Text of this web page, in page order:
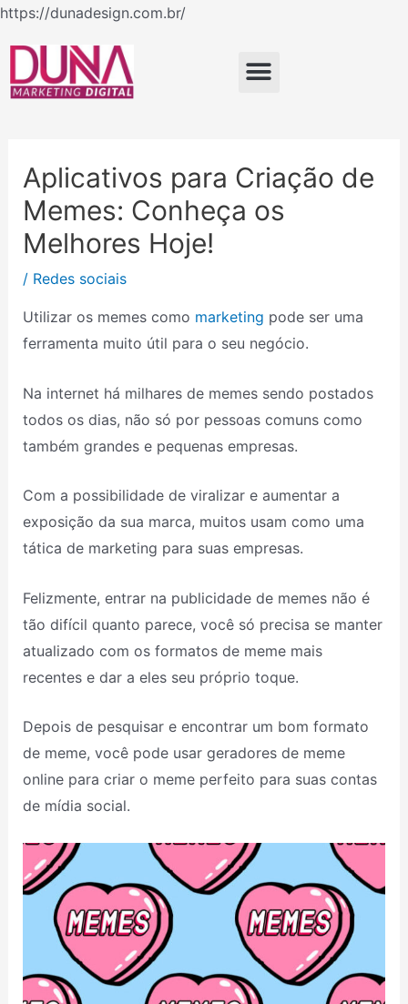
https://dunadesign.com.br/Ir
Menu
Aplicativos para Criação de
Memes: Conheça os
Melhores Hoje!
/ Redes sociais
Utilizar os memes como marketing pode ser uma
ferramenta muito útil para o seu negócio.
Na internet há milhares de memes sendo postados
todos os dias, não só por pessoas comuns como
também grandes e pequenas empresas.
Com a possibilidade de viralizar e aumentar a
exposição da sua marca, muitos usam como uma
tática de marketing para suas empresas.
Felizmente, entrar na publicidade de memes não é
tão difícil quanto parece, você só precisa se manter
atualizado com os formatos de meme mais
recentes e dar a eles seu próprio toque.
Depois de pesquisar e encontrar um bom formato
de meme, você pode usar geradores de meme
online para criar o meme perfeito para suas contas
de mídia social.
de
Post